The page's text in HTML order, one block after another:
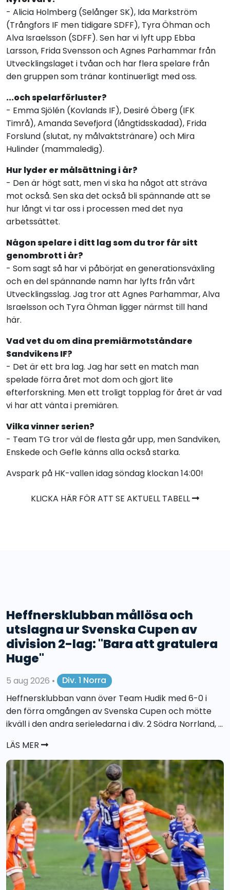
- Alicia Holmberg (Selånger SK), Ida Markström
(Trångfors IF men tidigare SDFF), Tyra Öhman och
Alva Israelsson (SDFF). Sen har vi lyft upp Ebba
Larsson, Frida Svensson och Agnes Parhammar från
Utvecklingslaget i tvåan och har flera spelare från
den gruppen som tränar kontinuerligt med oss.
...och spelarförluster?
- Emma Sjölén (Kovlands IF), Desiré Öberg (IFK
Timrå), Amanda Sevefjord (långtidsskadad), Frida
Forslund (slutat, ny målvaktstränare) och Mira
Hulinder (mammaledig).
Hur lyder er målsättning i år?
- Den är högt satt, men vi ska ha något att sträva
mot också. Sen ska det också bli spännande att se
hur långt vi tar oss i processen med det nya
arbetssättet.
Någon spelare i ditt lag som du tror får sitt
genombrott i år?
- Som sagt så har vi påbörjat en generationsväxling
och en del spännande namn har lyfts från vårt
Utvecklingsslag. Jag tror att Agnes Parhammar, Alva
Israelsson och Tyra Öhman ligger närmst till hand
här.
Vad vet du om dina premiärmotståndare
Sandvikens IF?
- Det är ett bra lag. Jag har sett en match man
spelade förra året mot dom och gjort lite
efterforskning. Men ett troligt topplag för året är vad
vi har att vänta i premiären.
Vilka vinner serien?
- Team TG tror väl de flesta går upp, men Sandviken,
Enskede och Gefle känns alla också starka.
Avspark på HK-vallen idag söndag klockan 14:00!
KLICKA HÄR FÖR ATT SE AKTUELL TABELL
Heffnersklubban mållösa och
utslagna ur Svenska Cupen av
division 2-lag: "Bara att gratulera
Huge"
5 aug 2026 •
Div. 1 Norra
Heffnersklubban vann över Team Hudik med 6-0 i
den förra omgången av Svenska Cupen och mötte
ikväll i den andra serieledarna i div. 2 Södra Norrland, ...
LÄS MER